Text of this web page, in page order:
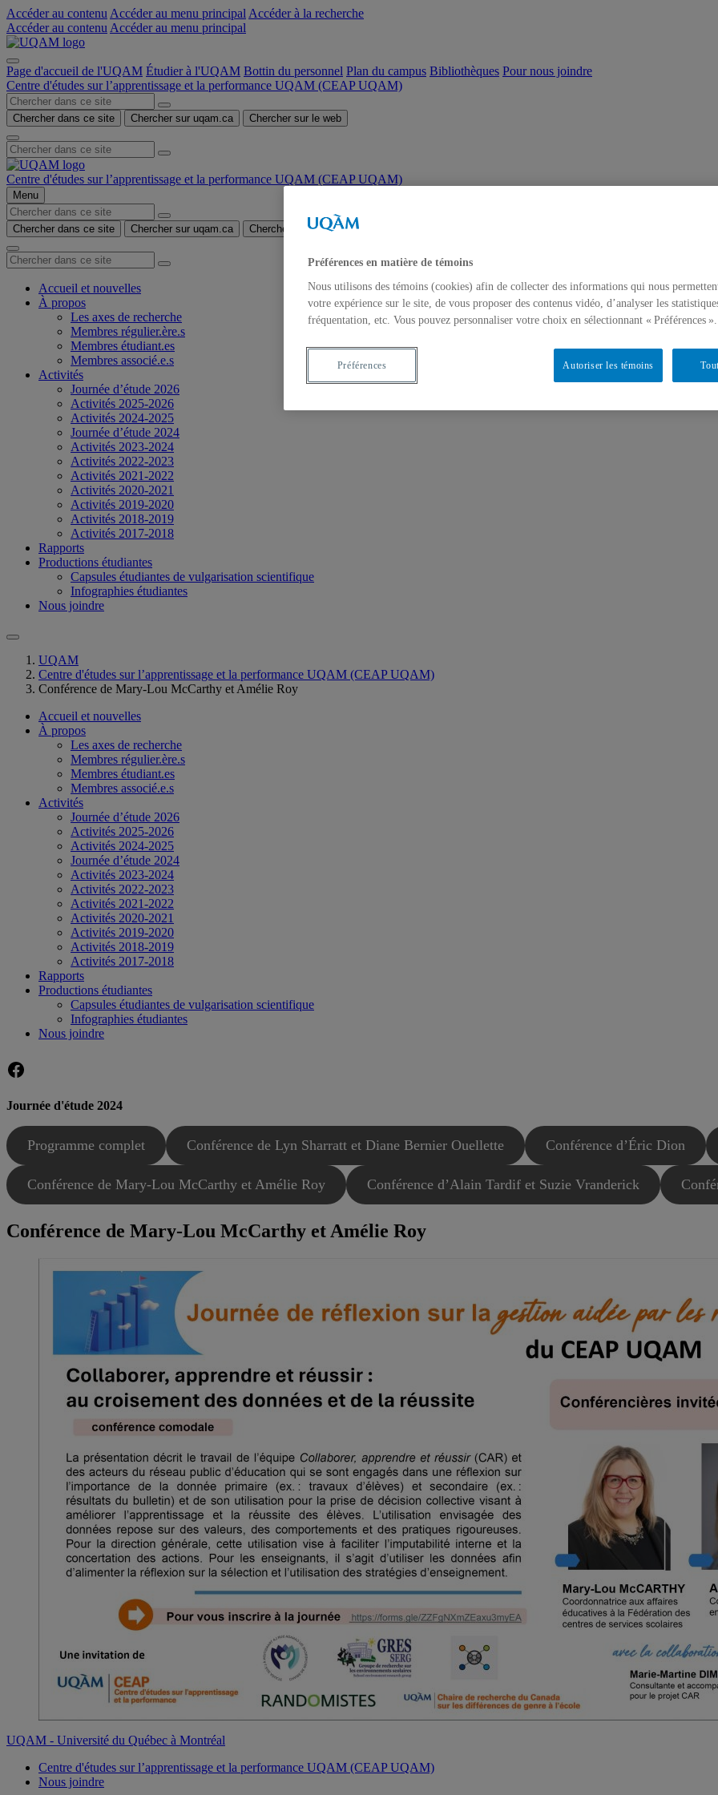
Accéder au contenu Accéder au menu principal Accéder à la recherche
Accéder au contenu Accéder au menu principal
Page d'accueil de l'UQAM Étudier à l'UQAM Bottin du personnel Plan du campus Bibliothèques Pour nous joindre
Centre d'études sur l’apprentissage et la performance UQAM (CEAP UQAM)
Chercher dans ce site Chercher sur uqam.ca Chercher sur le web
Centre d'études sur l’apprentissage et la performance UQAM (CEAP UQAM)
Menu
Chercher dans ce site Chercher sur uqam.ca Chercher sur le web
Accueil et nouvelles
À propos
Les axes de recherche
Membres régulier.ère.s
Membres étudiant.es
Membres associé.e.s
Activités
Journée d’étude 2026
Activités 2025-2026
Activités 2024-2025
Journée d’étude 2024
Activités 2023-2024
Activités 2022-2023
Activités 2021-2022
Activités 2020-2021
Activités 2019-2020
Activités 2018-2019
Activités 2017-2018
Rapports
Productions étudiantes
Capsules étudiantes de vulgarisation scientifique
Infographies étudiantes
Nous joindre
UQAM
Centre d'études sur l’apprentissage et la performance UQAM (CEAP UQAM)
Conférence de Mary-Lou McCarthy et Amélie Roy
Accueil et nouvelles
À propos
Les axes de recherche
Membres régulier.ère.s
Membres étudiant.es
Membres associé.e.s
Activités
Journée d’étude 2026
Activités 2025-2026
Activités 2024-2025
Journée d’étude 2024
Activités 2023-2024
Activités 2022-2023
Activités 2021-2022
Activités 2020-2021
Activités 2019-2020
Activités 2018-2019
Activités 2017-2018
Rapports
Productions étudiantes
Capsules étudiantes de vulgarisation scientifique
Infographies étudiantes
Nous joindre
Facebook
Journée d'étude 2024
Programme complet Conférence de Lyn Sharratt et Diane Bernier Ouellette Conférence d’Éric Dion
Conférence de Mary-Lou McCarthy et Amélie Roy Conférence d’Alain Tardif et Suzie Vranderick
Conférence de Mary-Lou McCarthy et Amélie Roy
UQAM - Université du Québec à Montréal
Centre d'études sur l’apprentissage et la performance UQAM (CEAP UQAM)
Nous joindre
Préférences en matière de témoins
Nous utilisons des témoins (cookies) afin de collecter des informations qui nous
votre expérience sur le site, de vous proposer des contenus vidéo, d’analyser les
fréquentation, etc. Vous pouvez personnaliser votre choix en sélectionnant « Préférences ».
Autoriser les témoins
Préférences